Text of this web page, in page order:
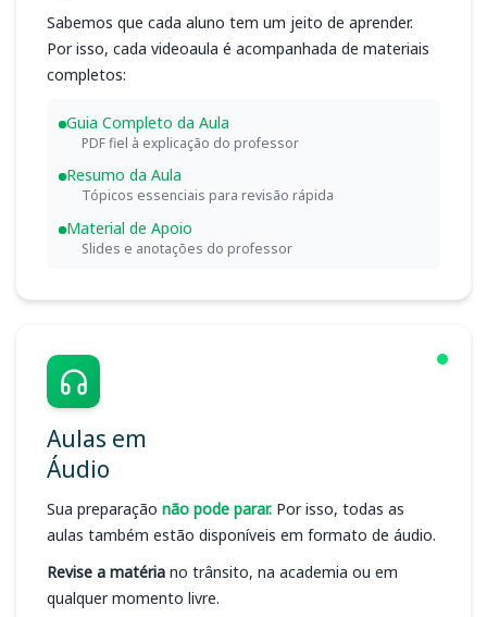
Sabemos que cada aluno tem um jeito de aprender.
Por isso, cada videoaula é acompanhada de materiais
completos:
Guia Completo da Aula
PDF fiel à explicação do professor
Resumo da Aula
Tópicos essenciais para revisão rápida
Material de Apoio
Slides e anotações do professor
Aulas em
Áudio
Sua preparação não pode parar. Por isso, todas as
aulas também estão disponíveis em formato de áudio.
Revise a matéria no trânsito, na academia ou em
qualquer momento livre.